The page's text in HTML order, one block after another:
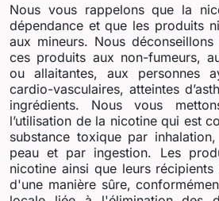
Nous vous rappelons que la
dépendance et que les produits
aux mineurs. Nous
ces produits aux non-fumeurs,
ou allaitantes, aux personnes
cardio-vasculaires, atteintes
ingrédients. Nous vous
l’utilisation de la nicotine qui est
substance toxique par
peau et par ingestion. Les
nicotine ainsi que leurs
d'une manière sûre,